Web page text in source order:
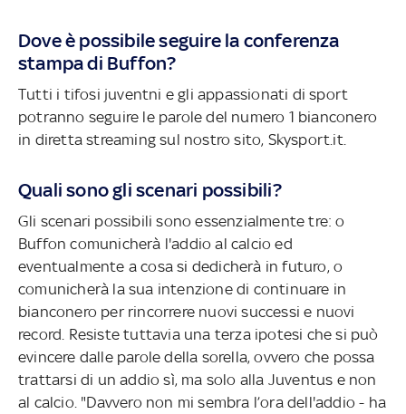
Dove è possibile seguire la conferenza
stampa di Buffon?
Tutti i tifosi juventni e gli appassionati di sport
potranno seguire le parole del numero 1 bianconero
in diretta streaming sul nostro sito, Skysport.it.
Quali sono gli scenari possibili?
Gli scenari possibili sono essenzialmente tre: o
Buffon comunicherà l'addio al calcio ed
eventualmente a cosa si dedicherà in futuro, o
comunicherà la sua intenzione di continuare in
bianconero per rincorrere nuovi successi e nuovi
record. Resiste tuttavia una terza ipotesi che si può
evincere dalle parole della sorella, ovvero che possa
trattarsi di un addio sì, ma solo alla Juventus e non
al calcio. "Davvero non mi sembra l’ora dell'addio - ha